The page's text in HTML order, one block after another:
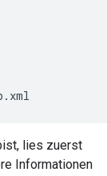
lies zuerst
Informationen